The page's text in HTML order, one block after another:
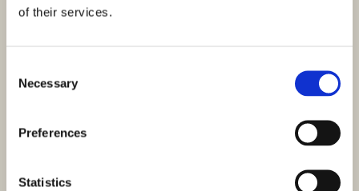
of their services.
Selection
Necessary
Preferences
Statistics